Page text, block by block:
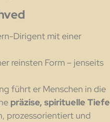
Dirigent mit einer
reinsten Form – jenseits
führt er Menschen in die
präzise, spirituelle Tiefe
prozessorientiert und